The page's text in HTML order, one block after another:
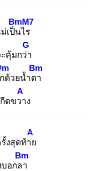
เป็น
BmM7
ไร
คุ้มกว่า
G
ด้วยน้ำตา
Bm
ดขวา
A
ง
งสุดท้าย
A
อกลา
Bm